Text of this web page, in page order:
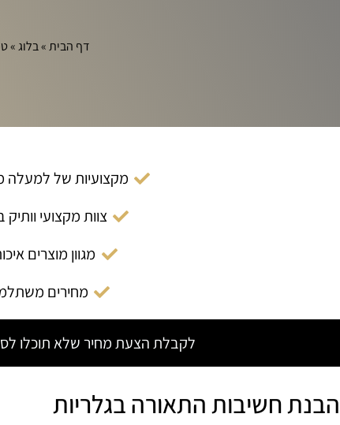
דף הבית»בלוג»
מקצועיות של למעלה מ- 14
צוות מקצועי
מגוון מוצרים
מחירים
לקבלת הצעת מחיר שלא תוכלו
הבנת חשיבות התאורה בגלריות